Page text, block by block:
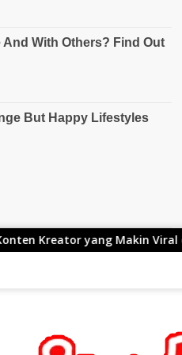
Makin Viral di TikTok